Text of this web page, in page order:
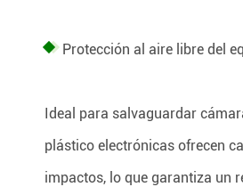
Protección al aire libre del
Ideal para salvaguardar
plástico electrónicas ofrecen
impactos, lo que garantiza un